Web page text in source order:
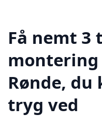
Få nemt 3
montering
Rønde,
tryg ved